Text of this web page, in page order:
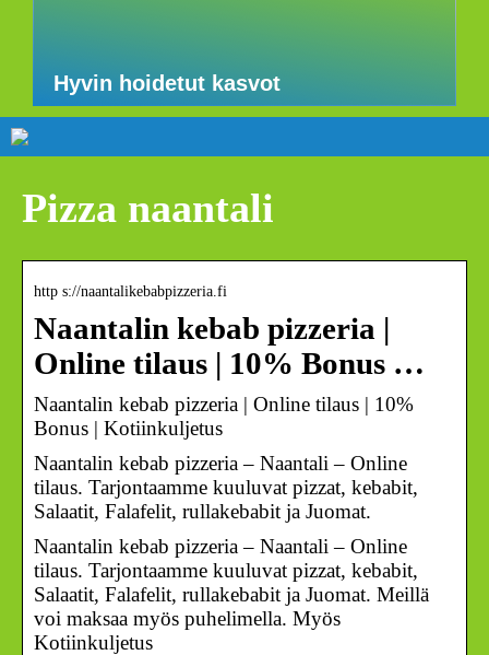
Hyvin hoidetut kasvot
Pizza naantali
http s://naantalikebabpizzeria.fi
Naantalin kebab pizzeria |
Online tilaus | 10% Bonus …
Naantalin kebab pizzeria | Online tilaus | 10%
Bonus | Kotiinkuljetus
Naantalin kebab pizzeria – Naantali – Online
tilaus. Tarjontaamme kuuluvat pizzat, kebabit,
Salaatit, Falafelit, rullakebabit ja Juomat.
Naantalin kebab pizzeria – Naantali – Online
tilaus. Tarjontaamme kuuluvat pizzat, kebabit,
Salaatit, Falafelit, rullakebabit ja Juomat. Meillä
voi maksaa myös puhelimella. Myös
Kotiinkuljetus